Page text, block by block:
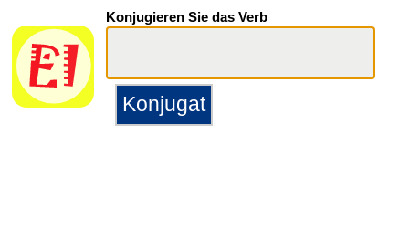
Konjugieren Sie das Verb